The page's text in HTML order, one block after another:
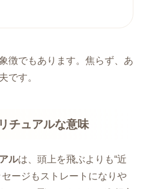
徴でもあります。焦らず、あ
です。
チュアルな意味
ルは、頭上を飛ぶよりも“近
ージもストレートになりや